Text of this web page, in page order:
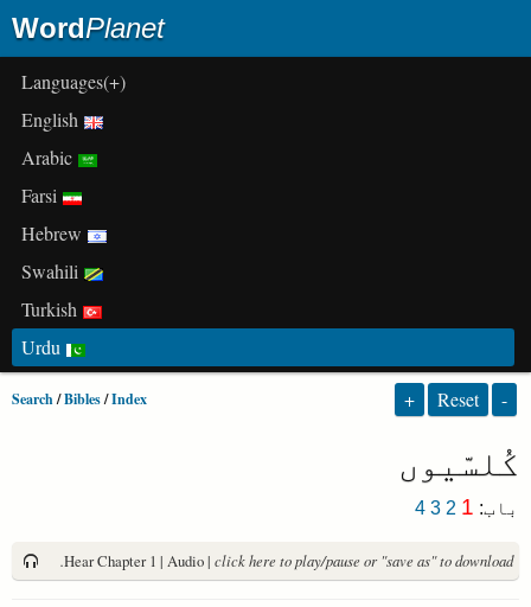
WordPlanet
(+)Languages
Search/Bibles/Index -
Reset
+
کُلسّیوں
باب:
1
2
3
4
Hear Chapter 1 | Audio | click here to play/pause or "save as" to download.